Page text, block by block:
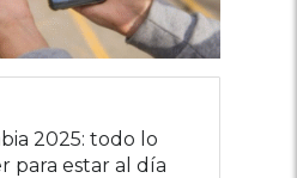
2025: todo lo
para estar al día